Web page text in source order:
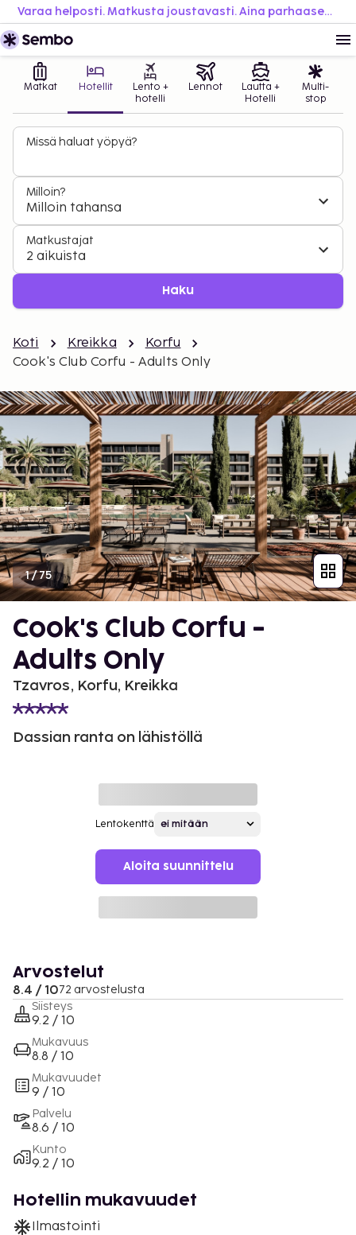
Varaa helposti. Matkusta joustavasti. Aina parhaaseen hintaan.
Matkat Hotellit
Lento +
hotelli
Lennot
Lautta +
Hotelli
Multi-
stop
Missä haluat yöpyä?
Milloin?
Milloin tahansa
Matkustajat
2 aikuista
Haku
Koti Kreikka
Korfu
Cook's Club Corfu - Adults Only
1/75
Cook's Club Corfu -
Adults Only
Tzavros, Korfu, Kreikka
Dassian ranta on lähistöllä
Lentokenttä
Aloita suunnittelu
Arvostelut
8.4 / 1072 arvostelusta
Siisteys
9.2 / 10
Mukavuus
8.8 / 10
Mukavuudet
9 / 10
Palvelu
8.6 / 10
Kunto
9.2 / 10
Hotellin mukavuudet
Ilmastointi